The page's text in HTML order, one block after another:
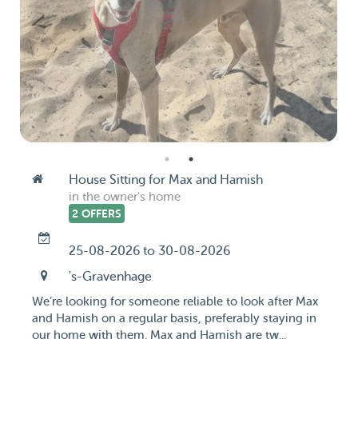
House Sitting for Max and Hamish
in the owner's home
2 OFFERS
25-08-2026 to 30-08-2026
's-Gravenhage
We’re looking for someone reliable to look after Max
and Hamish on a regular basis, preferably staying in
our home with them. Max and Hamish are tw...